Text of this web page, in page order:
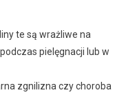
te są wrażliwe na
pielęgnacji lub w
zgnilizna czy choroba